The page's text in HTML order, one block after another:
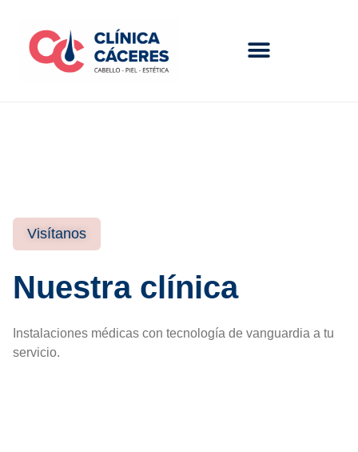
contenido
Visítanos
Nuestra clínica
Instalaciones médicas con tecnología de vanguardia a tu
servicio.